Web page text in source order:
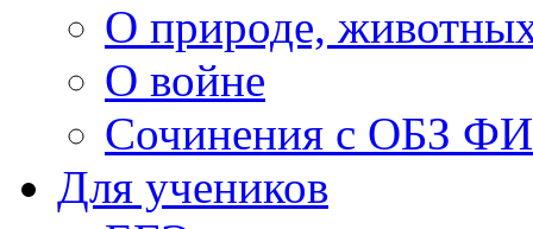
О природе,
О войне
Сочинения с ОБЗ
Для учеников